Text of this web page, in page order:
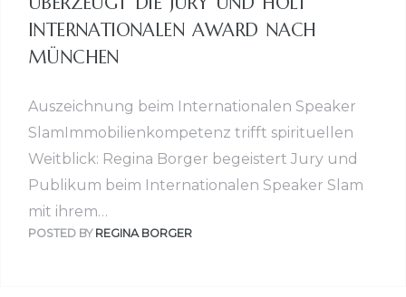
INTERNATIONALEN AWARD NACH
MÜNCHEN
Auszeichnung beim Internationalen Speaker
SlamImmobilienkompetenz trifft spirituellen
Weitblick: Regina Borger begeistert Jury und
Publikum beim Internationalen Speaker Slam
mit ihrem…
POSTED BY REGINA BORGER